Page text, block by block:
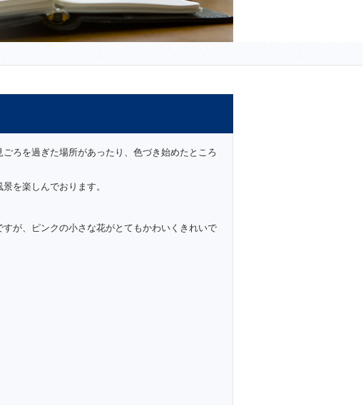
ろを過ぎた場所があったり、色づき始めたところ
を楽しんでおります。
が、ピンクの小さな花がとてもかわいくきれいで